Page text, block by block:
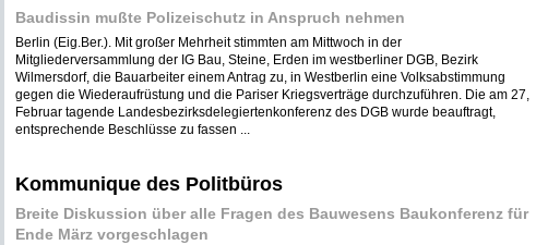
Baudissin mußte Polizeischutz in Anspruch nehmen
Berlin (Eig.Ber.). Mit großer Mehrheit stimmten am Mittwoch in der
Mitgliederversammlung der IG Bau, Steine, Erden im westberliner DGB, Bezirk
Wilmersdorf, die Bauarbeiter einem Antrag zu, in Westberlin eine Volksabstimmung
gegen die Wiederaufrüstung und die Pariser Kriegsverträge durchzuführen. Die am 27,
Februar tagende Landesbezirksdelegiertenkonferenz des DGB wurde beauftragt,
entsprechende Beschlüsse zu fassen ...
Kommunique des Politbüros
Breite Diskussion über alle Fragen des Bauwesens Baukonferenz für
Ende März vorgeschlagen